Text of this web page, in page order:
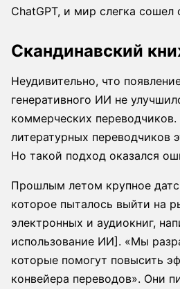
ChatGPT, и мир слегка сошел
Скандинавский
Неудивительно, что
генеративного ИИ не
коммерческих переводчиков.
литературных переводчиков
Но такой подход оказался
Прошлым летом крупное
которое пыталось выйти на
электронных и аудиокниг,
использование ИИ]. «Мы
которые помогут повысить
конвейера переводов». Они